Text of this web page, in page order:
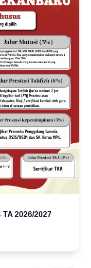
2026/2027